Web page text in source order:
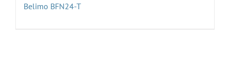
Belimo BFN24-T